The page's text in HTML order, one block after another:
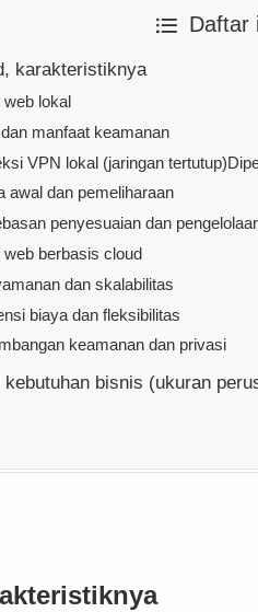
Daftar
karakteristiknya
web lokal
manfaat keamanan
VPN lokal (jaringan
awal dan pemeliharaan
penyesuaian dan
web berbasis cloud
dan skalabilitas
biaya dan fleksibilitas
keamanan dan privasi
bisnis (ukuran